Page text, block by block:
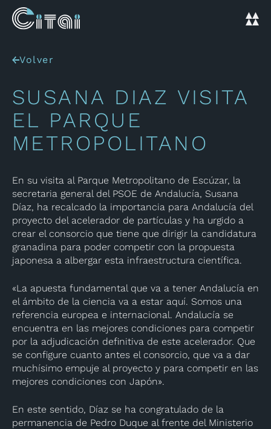
Volver
SUSANA DIAZ VISITA
EL PARQUE
METROPOLITANO
En su visita al Parque Metropolitano de Escúzar, la
secretaria general del PSOE de Andalucía, Susana
Díaz, ha recalcado la importancia para Andalucía del
proyecto del acelerador de partículas y ha urgido a
crear el consorcio que tiene que dirigir la candidatura
granadina para poder competir con la propuesta
japonesa a albergar esta infraestructura científica.
«La apuesta fundamental que va a tener Andalucía en
el ámbito de la ciencia va a estar aquí. Somos una
referencia europea e internacional. Andalucía se
encuentra en las mejores condiciones para competir
por la adjudicación definitiva de este acelerador. Que
se configure cuanto antes el consorcio, que va a dar
muchísimo empuje al proyecto y para competir en las
mejores condiciones con Japón».
En este sentido, Díaz se ha congratulado de la
permanencia de Pedro Duque al frente del Ministerio